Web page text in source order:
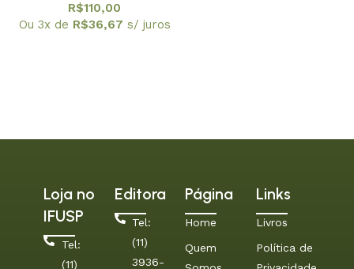
R$110,00
Ou 3x de R$36,67 s/ juros
Loja no
IFUSP
Tel:
(11)
Editora
Tel:
(11)
3936-
Página
Home
Quem
Links
Livros
Política de